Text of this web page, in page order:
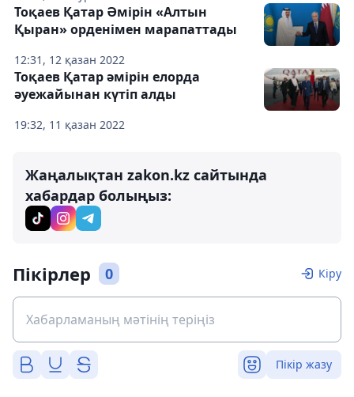
12:31, 12 қазан 2022
Тоқаев Қатар Әмірін «Алтын
Қыран» орденімен марапаттады
19:32, 11 қазан 2022
Тоқаев Қатар әмірін елорда
әуежайынан күтіп алды
Жаңалықтан zakon.kz сайтында
хабардар болыңыз:
Пікірлер 0 Кіру
Пікір жазу